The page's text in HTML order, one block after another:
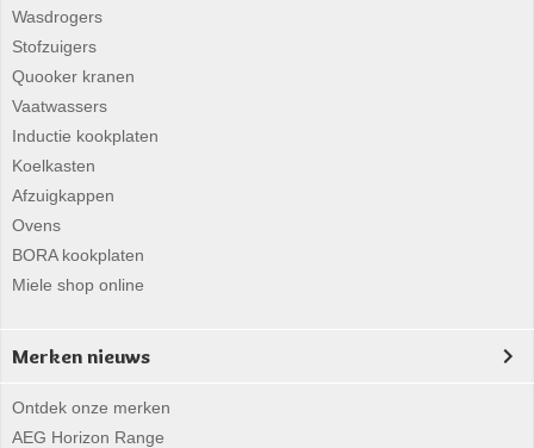
Wasdrogers
Stofzuigers
Quooker kranen
Vaatwassers
Inductie kookplaten
Koelkasten
Afzuigkappen
Ovens
BORA kookplaten
Miele shop online
Merken nieuws
Ontdek onze merken
AEG Horizon Range